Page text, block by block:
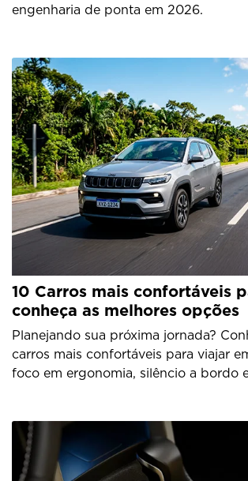
engenharia de ponta em 2026.
10 Carros mais confortáveis
conheça as melhores opções
Planejando sua próxima jornada?
carros mais confortáveis para viajar
foco em ergonomia, silêncio a bordo